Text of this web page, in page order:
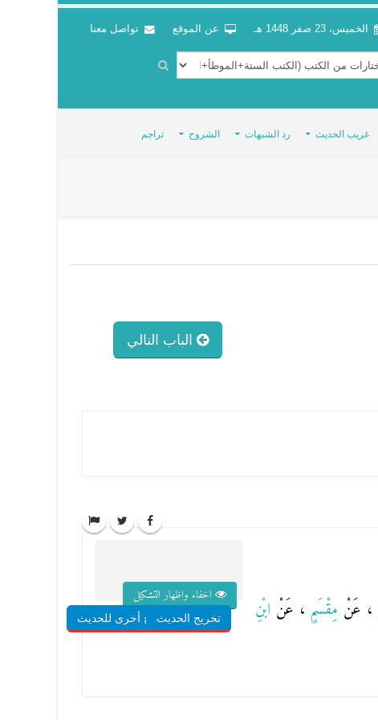
الخميس، 23 صفر 1448 هـ عن الموقع تواصل معنا
غريب الحديث رد الشبهات الشروح تراجم
الباب التالي
، عَنْ مِقْسَمٍ ، عَنْ ابْنِ
اخفاء واظهار التشكيل
تخريج الحديثشروح أخرى للحديث